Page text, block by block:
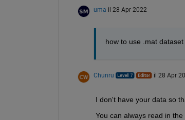
uma il 28 Apr 2022
how to use .mat
Chunru il 28 Apr
I don't have your data so
You can always read in